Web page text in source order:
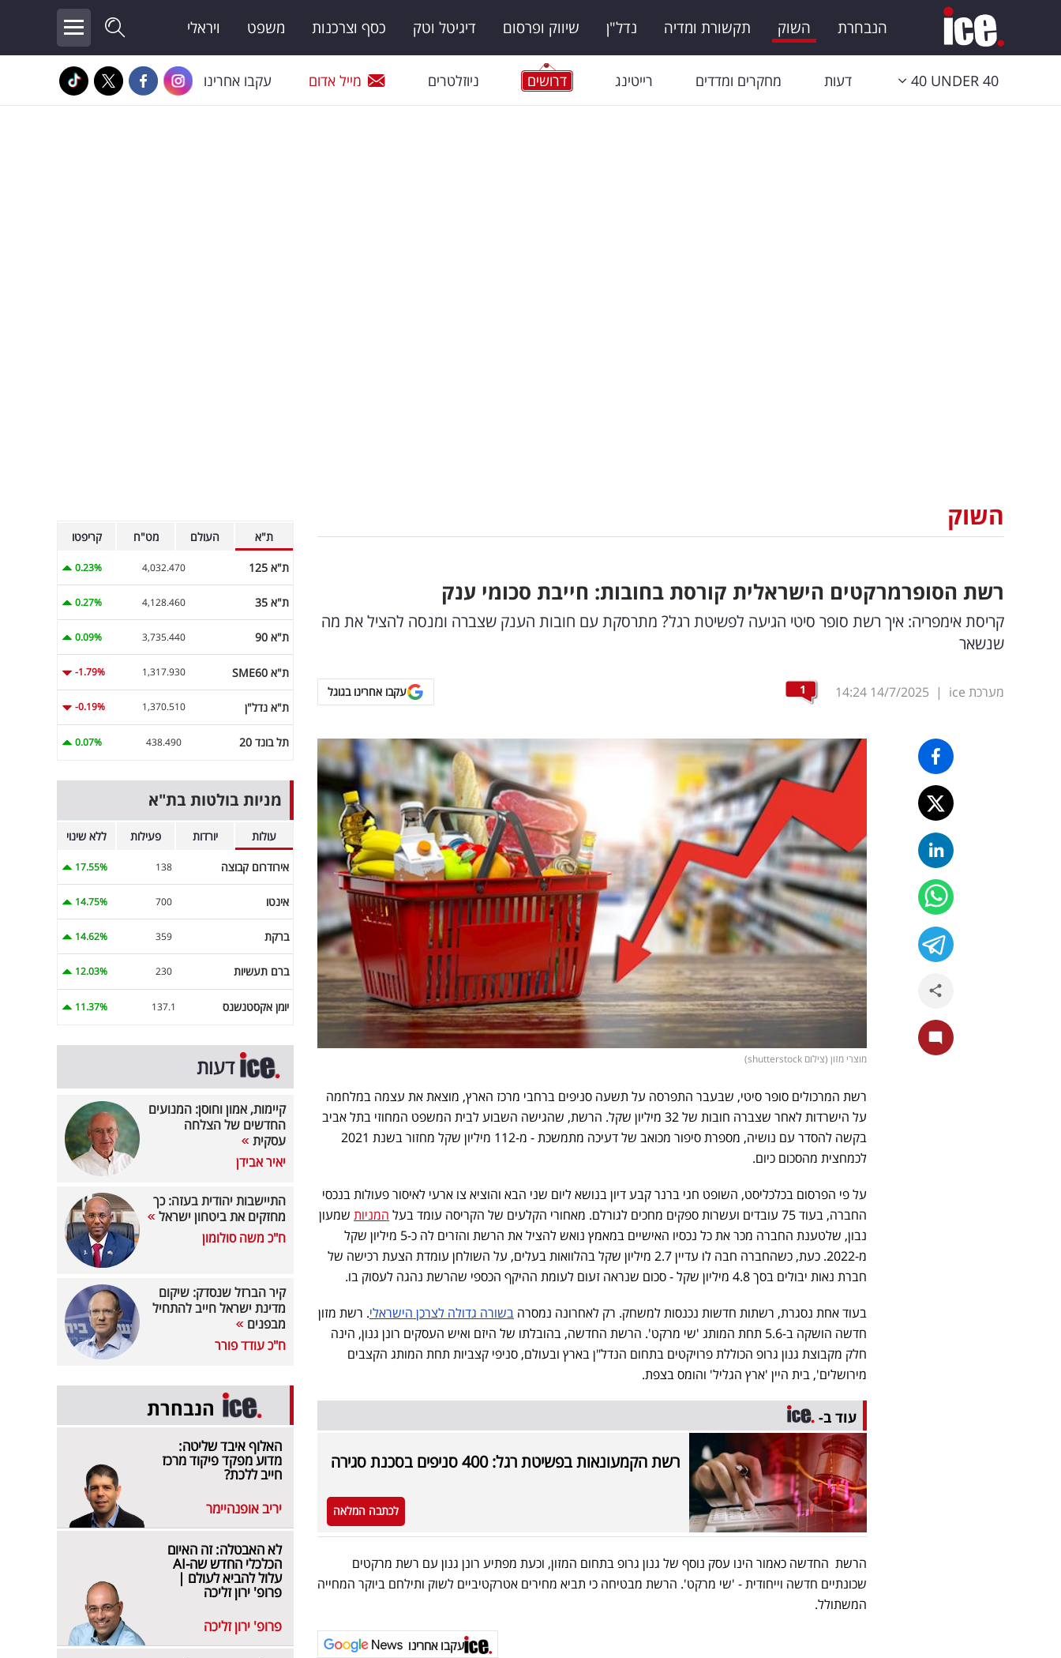
הנבחרת השוק תקשורת ומדיה נדל"ן שיווק ופרסום דיגיטל וטק כסף וצרכנות משפט ויראלי
40 UNDER 40 דעות מחקרים ומדדים רייטינג דרושים ניוזלטרים מייל אדום עקבו אחרינו
השוק
רשת הסופרמרקטים הישראלית קורסת בחובות: חייבת סכומי ענק
קריסת אימפריה: איך רשת סופר סיטי הגיעה לפשיטת רגל? מתרסקת עם חובות הענק שצברה ומנסה להציל את מה
שנשאר
מערכת ice |
14/7/2025
14:24
1 עקבו אחרינו בגוגל
מוצרי מזון (צילום shutterstock)
רשת המרכולים סופר סיטי, שבעבר התפרסה על תשעה סניפים ברחבי מרכז הארץ, מוצאת את עצמה במלחמה
על הישרדות לאחר שצברה חובות של 32 מיליון שקל. הרשת, שהגישה השבוע לבית המשפט המחוזי בתל אביב
בקשה להסדר עם נושיה, מספרת סיפור מכואב של דעיכה מתמשכת - מ-112 מיליון שקל מחזור בשנת 2021
לכמחצית מהסכום כיום.
על פי הפרסום בכלכליסט, השופט חגי ברנר קבע דיון בנושא ליום שני הבא והוציא צו ארעי לאיסור פעולות בנכסי
החברה, בעוד 75 עובדים ועשרות ספקים מחכים לגורלם. מאחורי הקלעים של הקריסה עומד בעל
המניות שמעון
נבון, שלטענת החברה מכר את כל נכסיו האישיים במאמץ נואש להציל את הרשת והזרים לה כ-5 מיליון שקל
מ-2022. כעת, כשהחברה חבה לו עדיין 2.7 מיליון שקל בהלוואות בעלים, על השולחן עומדת הצעת רכישה של
חברת נאות יבולים בסך 4.8 מיליון שקל - סכום שנראה זעום לעומת ההיקף הכספי שהרשת נהגה לעסוק בו.
בעוד אחת נסגרת, רשתות חדשות נכנסות למשחק. רק לאחרונה נמסרה בשורה גדולה לצרכן הישראלי. רשת מזון
חדשה הושקה ב-5.6 תחת המותג 'שי מרקט'. הרשת החדשה, בהובלתו של היזם ואיש העסקים רונן גנון, הינה
חלק מקבוצת גנון גרופ הכוללת פרויקטים בתחום הנדל"ן בארץ ובעולם, סניפי קצביות תחת המותג הקצבים
מירושלים', בית היין 'ארץ הגליל' והומס בצפת.
עוד ב-
רשת הקמעונאות בפשיטת רגל: 400 סניפים בסכנת סגירה
לכתבה המלאה
הרשת החדשה כאמור הינו עסק נוסף של גנון גרופ בתחום המזון, וכעת מפתיע רונן גנון עם רשת מרקטים
שכונתיים חדשה וייחודית - 'שי מרקט'. הרשת מבטיחה כי תביא מחירים אטרקטיביים לשוק ותילחם ביוקר המחייה
המשתולל.
עקבו אחרינו
ת"א העולם מט"ח קריפטו
ת"א 125 4,032.470
0.23%
ת"א 35 4,128.460
0.27%
ת"א 90 3,735.440
0.09%
ת"א SME60 1,317.930
-1.79%
ת"א נדל"ן 1,370.510
-0.19%
תל בונד 20 438.490
0.07%
מניות בולטות בת"א
עולות יורדות פעילות ללא שינוי
אירודרום קבוצה 138
17.55%
אינטו 700
14.75%
ברקת 359
14.62%
ברם תעשיות 230
12.03%
יומן אקסטנשנס 137.1
11.37%
דעות
קיימות, אמון וחוסן: המנועים
החדשים של הצלחה
עסקית
יאיר אבידן
התיישבות יהודית בעזה: כך
מחזקים את ביטחון ישראל
ח"כ משה סולומון
קיר הברזל שנסדק: שיקום
מדינת ישראל חייב להתחיל
מבפנים
ח"כ עודד פורר
הנבחרת
האלוף איבד שליטה:
מדוע מפקד פיקוד מרכז
חייב ללכת?
יריב אופנהיימר
לא האבטלה: זה האיום
הכלכלי החדש שה-AI
עלול להביא לעולם |
פרופ' ירון זליכה
פרופ' ירון זליכה